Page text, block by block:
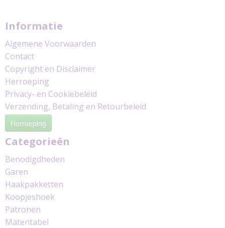
Informatie
Algemene Voorwaarden
Contact
Copyright en Disclaimer
Herroeping
Privacy- en Cookiebeleid
Verzending, Betaling en Retourbeleid
Herroeping
Categorieën
Benodigdheden
Garen
Haakpakketten
Koopjeshoek
Patronen
Matentabel